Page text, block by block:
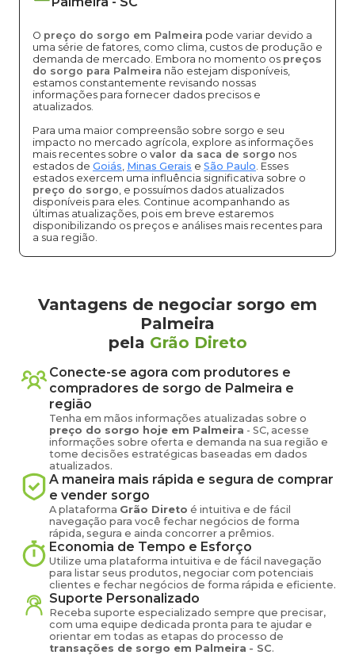
O preço do sorgo em Palmeira pode variar devido a
uma série de fatores, como clima, custos de produção e
demanda de mercado. Embora no momento os preços
do sorgo para Palmeira não estejam disponíveis,
estamos constantemente revisando nossas
informações para fornecer dados precisos e
atualizados.
Para uma maior compreensão sobre sorgo e seu
impacto no mercado agrícola, explore as informações
mais recentes sobre o valor da saca de sorgo nos
estados de Goiás, Minas Gerais e São Paulo. Esses
estados exercem uma influência significativa sobre o
preço do sorgo, e possuímos dados atualizados
disponíveis para eles. Continue acompanhando as
últimas atualizações, pois em breve estaremos
disponibilizando os preços e análises mais recentes para
a sua região.
Vantagens de negociar sorgo em
Palmeira
pela Grão Direto
Conecte-se agora com produtores e
compradores de sorgo de Palmeira e
região
Tenha em mãos informações atualizadas sobre o
preço do sorgo hoje em Palmeira - SC, acesse
informações sobre oferta e demanda na sua região e
tome decisões estratégicas baseadas em dados
atualizados.
A maneira mais rápida e segura de comprar
e vender sorgo
A plataforma Grão Direto é intuitiva e de fácil
navegação para você fechar negócios de forma
rápida, segura e ainda concorrer a prêmios.
Economia de Tempo e Esforço
Utilize uma plataforma intuitiva e de fácil navegação
para listar seus produtos, negociar com potenciais
clientes e fechar negócios de forma rápida e eficiente.
Suporte Personalizado
Receba suporte especializado sempre que precisar,
com uma equipe dedicada pronta para te ajudar e
orientar em todas as etapas do processo de
transações de sorgo em Palmeira - SC.